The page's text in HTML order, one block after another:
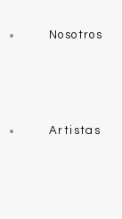
Nosotros
Artistas